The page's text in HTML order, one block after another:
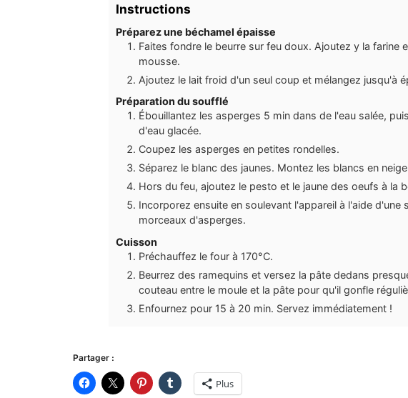
Instructions
Préparez une béchamel épaisse
Faites fondre le beurre sur feu doux. Ajoutez y la farine
mousse.
Ajoutez le lait froid d'un seul coup et mélangez jusqu'à
Préparation du soufflé
Ébouillantez les asperges 5 min dans de l'eau salée,
d'eau glacée.
Coupez les asperges en petites rondelles.
Séparez le blanc des jaunes. Montez les blancs en
Hors du feu, ajoutez le pesto et le jaune des oeufs à la
Incorporez ensuite en soulevant l'appareil à l'aide d'une
morceaux d'asperges.
Cuisson
Préchauffez le four à 170°C.
Beurrez des ramequins et versez la pâte dedans
couteau entre le moule et la pâte pour qu'il gonfle
Enfournez pour 15 à 20 min. Servez immédiatement !
Partager :
Plus